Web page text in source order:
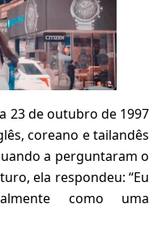
23 de outubro de 1997
coreano e tailandês
a perguntaram o
ela respondeu: “Eu
como uma